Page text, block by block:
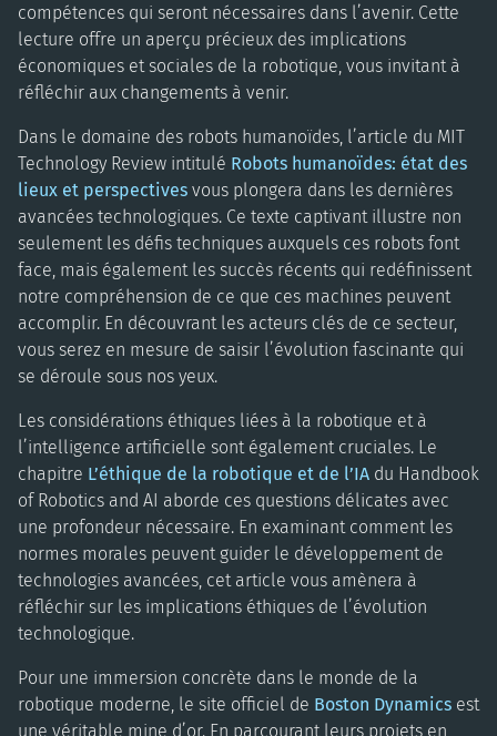
compétences qui seront nécessaires dans l’avenir. Cette
lecture offre un aperçu précieux des implications
économiques et sociales de la robotique, vous invitant à
réfléchir aux changements à venir.
Dans le domaine des robots humanoïdes, l’article du MIT
Technology Review intitulé Robots humanoïdes: état des
lieux et perspectives vous plongera dans les dernières
avancées technologiques. Ce texte captivant illustre non
seulement les défis techniques auxquels ces robots font
face, mais également les succès récents qui redéfinissent
notre compréhension de ce que ces machines peuvent
accomplir. En découvrant les acteurs clés de ce secteur,
vous serez en mesure de saisir l’évolution fascinante qui
se déroule sous nos yeux.
Les considérations éthiques liées à la robotique et à
l’intelligence artificielle sont également cruciales. Le
chapitre L’éthique de la robotique et de l’IA du Handbook
of Robotics and AI aborde ces questions délicates avec
une profondeur nécessaire. En examinant comment les
normes morales peuvent guider le développement de
technologies avancées, cet article vous amènera à
réfléchir sur les implications éthiques de l’évolution
technologique.
Pour une immersion concrète dans le monde de la
robotique moderne, le site officiel de Boston Dynamics est
une véritable mine d’or. En parcourant leurs projets en